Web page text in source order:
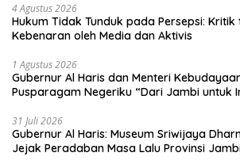
4 Agustus 2026
Hukum Tidak Tunduk pada Persepsi:
Kebenaran oleh Media dan Aktivis
1 Agustus 2026
Gubernur Al Haris dan Menteri
Pusparagam Negeriku “Dari Jambi untuk
31 Juli 2026
Gubernur Al Haris: Museum Sriwijaya
Jejak Peradaban Masa Lalu Provinsi